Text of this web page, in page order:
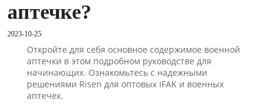
аптечке?
2023-10-25
Откройте для себя основное содержимое военной
аптечки в этом подробном руководстве для
начинающих. Ознакомьтесь с надежными
решениями Risen для оптовых IFAK и военных
аптечек.